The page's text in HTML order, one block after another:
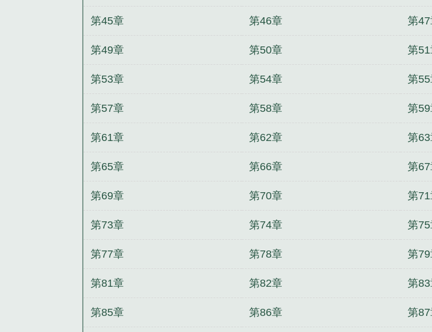
第45章 第46章 第
第49章 第50章 第
第53章 第54章 第
第57章 第58章 第
第61章 第62章 第
第65章 第66章 第
第69章 第70章 第
第73章 第74章 第
第77章 第78章 第
第81章 第82章 第
第85章 第86章 第